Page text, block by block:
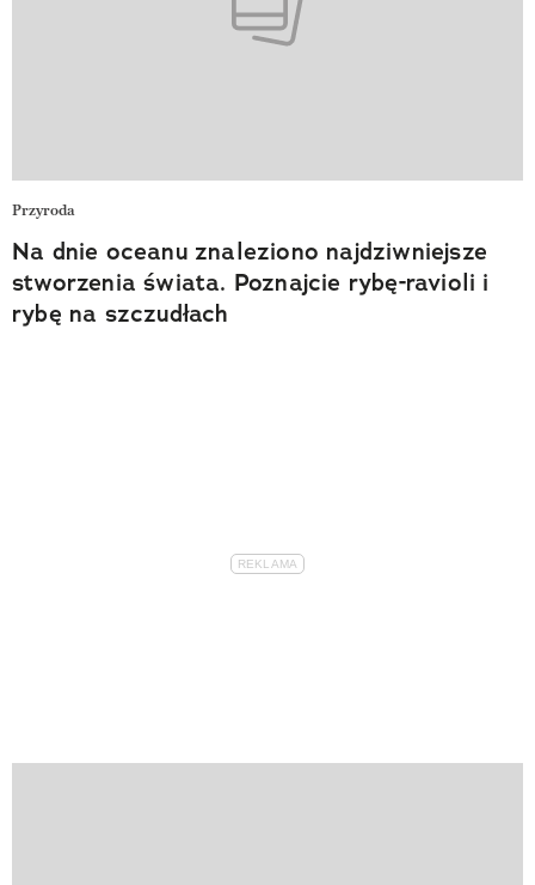
Przyroda
Na dnie oceanu znaleziono najdziwniejsze
stworzenia świata. Poznajcie rybę-ravioli i
rybę na szczudłach